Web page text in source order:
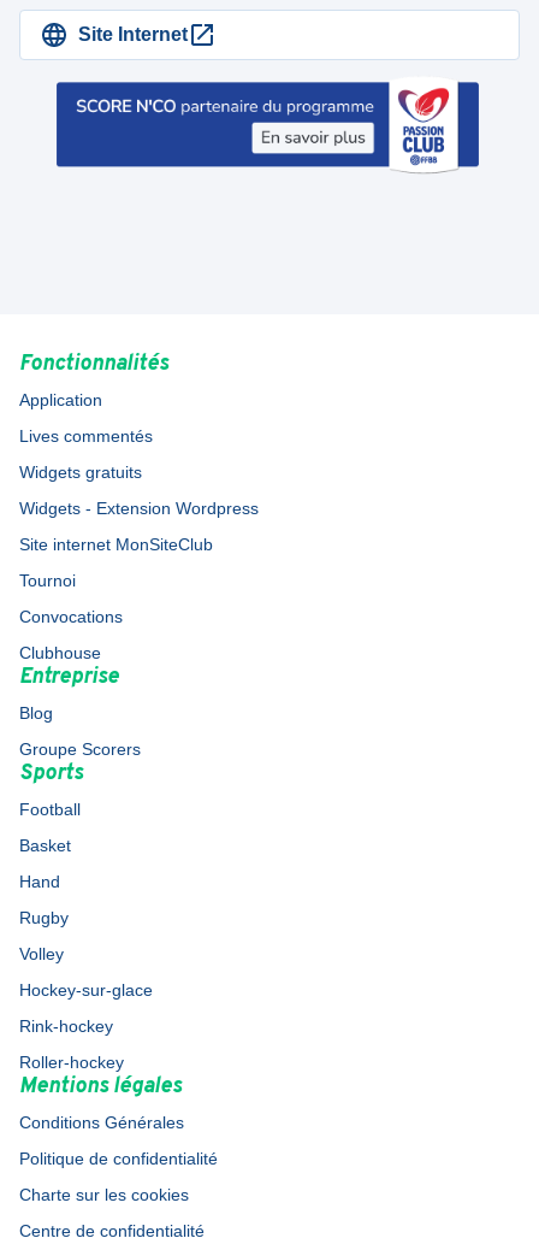
Site Internet
Fonctionnalités
Application
Lives commentés
Widgets gratuits
Widgets - Extension Wordpress
Site internet MonSiteClub
Tournoi
Convocations
Clubhouse
Entreprise
Blog
Groupe Scorers
Sports
Football
Basket
Hand
Rugby
Volley
Hockey-sur-glace
Rink-hockey
Roller-hockey
Mentions légales
Conditions Générales
Politique de confidentialité
Charte sur les cookies
Centre de confidentialité